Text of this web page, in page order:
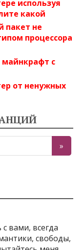
используя
какой
пакет не
процессора
с
от ненужных
вами, всегда
свободы,